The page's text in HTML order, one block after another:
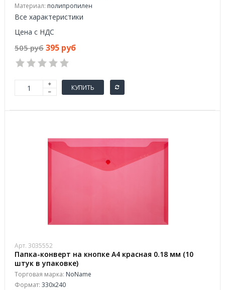
Материал: полипропилен
Все характеристики
Цена с НДС
505 руб 395 руб
КУПИТЬ
Арт. 3035552
Папка-конверт на кнопке А4 красная 0.18 мм (10
штук в упаковке)
Торговая марка: NoName
Формат: 330x240